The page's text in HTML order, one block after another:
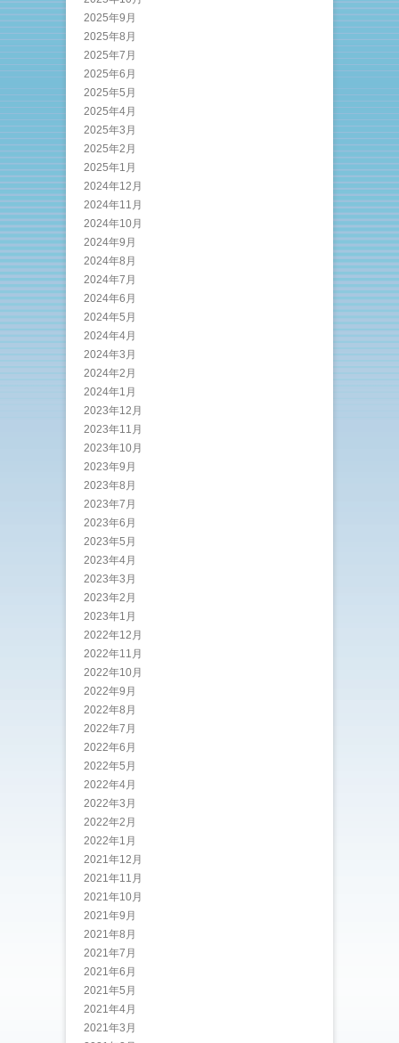
2025年9月
2025年8月
2025年7月
2025年6月
2025年5月
2025年4月
2025年3月
2025年2月
2025年1月
2024年12月
2024年11月
2024年10月
2024年9月
2024年8月
2024年7月
2024年6月
2024年5月
2024年4月
2024年3月
2024年2月
2024年1月
2023年12月
2023年11月
2023年10月
2023年9月
2023年8月
2023年7月
2023年6月
2023年5月
2023年4月
2023年3月
2023年2月
2023年1月
2022年12月
2022年11月
2022年10月
2022年9月
2022年8月
2022年7月
2022年6月
2022年5月
2022年4月
2022年3月
2022年2月
2022年1月
2021年12月
2021年11月
2021年10月
2021年9月
2021年8月
2021年7月
2021年6月
2021年5月
2021年4月
2021年3月